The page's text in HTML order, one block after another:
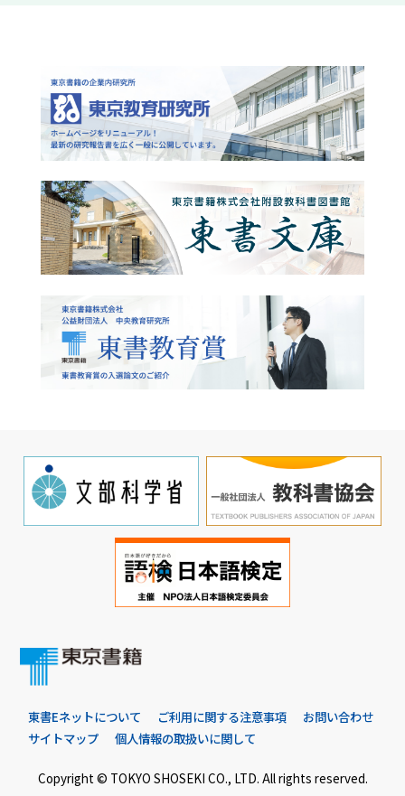
東書Eネットについて ご利用に関する注意事項
お問い合わせ
サイトマップ
個人情報の取扱いに関して
Copyright © TOKYO SHOSEKI CO., LTD. All rights reserved.